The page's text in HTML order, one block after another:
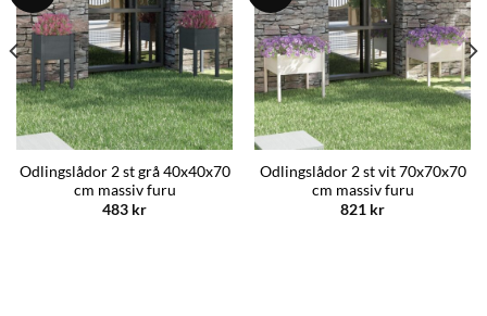
Odlingslådor 2 st grå 40x40x70
cm massiv furu
483 kr
Odlingslådor 2 st vit 70x70x70
cm massiv furu
821 kr